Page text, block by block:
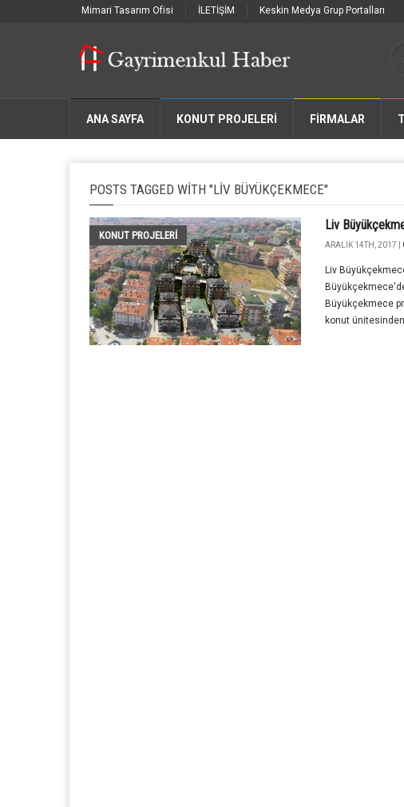
Mimari Tasarım Ofisi İLETİŞİM Keskin Medya Grup Portalları
ANA SAYFA KONUT PROJELERİ FIRMALAR
POSTS TAGGED WITH "LIV BÜYÜKÇEKMECE"
KONUT PROJELERI
Liv
ARALIK 14TH, 2017 |
Liv
Büyükçekmece
konut